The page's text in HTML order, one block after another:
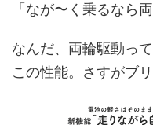
「なが〜く乗るなら
なんだ、両輪駆動っ
この性能。さすがブリ